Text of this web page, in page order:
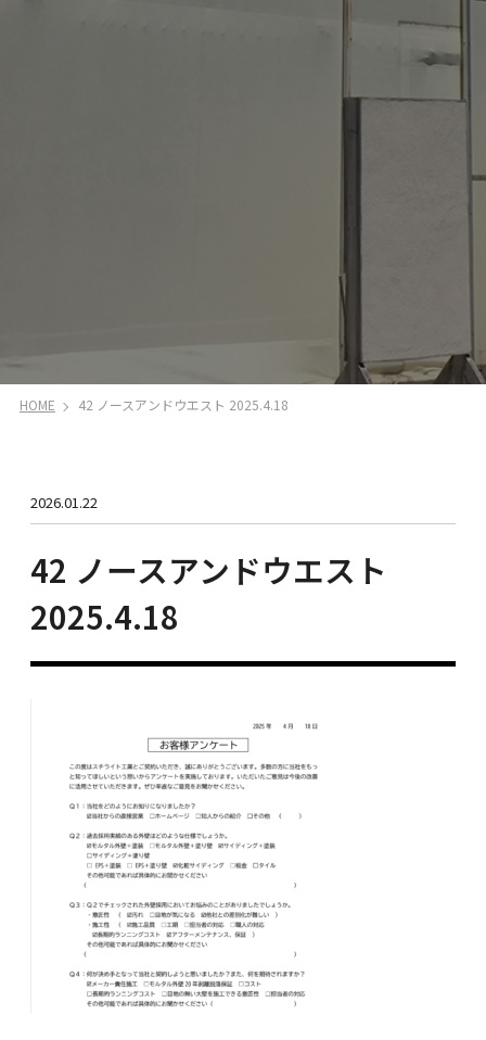
HOME 42 ノースアンドウエスト 2025.4.18
2026.01.22
42 ノースアンドウエスト
2025.4.18